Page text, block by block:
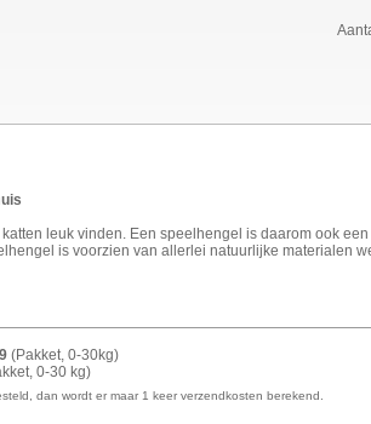
leuk vinden. Een speelhengel is daarom ook
is voorzien van allerlei natuurlijke materialen
(Pakket, 0-30kg)
0-30 kg)
dan wordt er maar 1 keer verzendkosten berekend.